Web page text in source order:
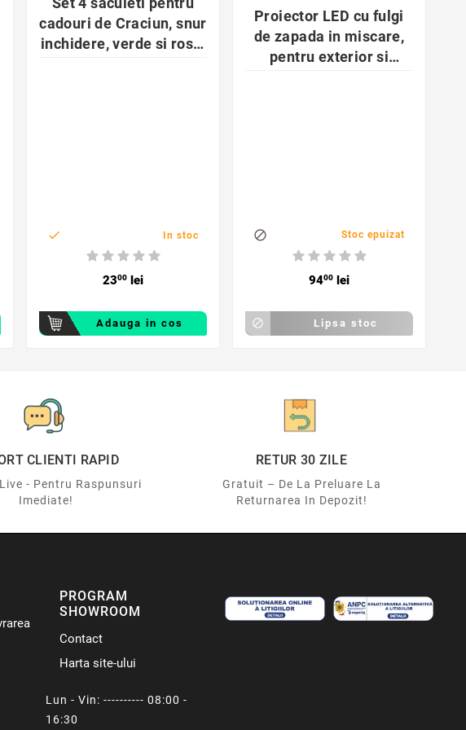
cadouri de Craciun, snur
inchidere, verde si rosu,
 In stoc
2300 lei
Adauga in cos
Proiector LED cu fulgi
de zapada in miscare,
pentru exterior si
 Stoc epuizat
9400 lei
 Lipsa stoc
CLIENTI RAPID
- Pentru Raspunsuri
Imediate!
RETUR 30 ZILE
Gratuit – De La Preluare La
Returnarea In Depozit!
PROGRAM
SHOWROOM
Contact
Harta site-ului
Lun - Vin: ---------- 08:00 -
16:30